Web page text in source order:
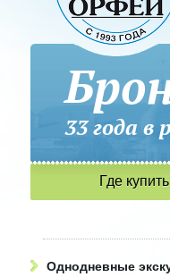
33 года
Где
Однодневные